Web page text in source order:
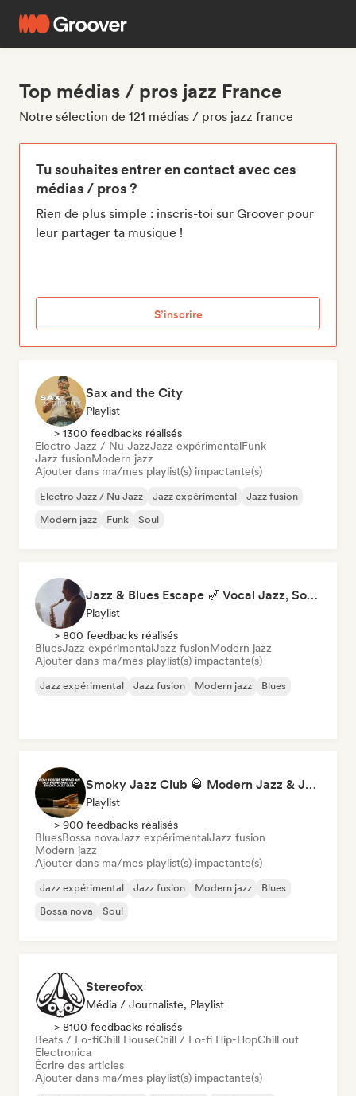
Top médias / pros jazz France
Notre sélection de 121 médias / pros jazz france
Tu souhaites entrer en contact avec ces
médias / pros ?
Rien de plus simple : inscris-toi sur Groover pour
leur partager ta musique !
S’inscrire
Sax and the City
Playlist
> 1300 feedbacks réalisés
Electro Jazz / Nu JazzJazz expérimentalFunk
Jazz fusionModern jazz
Ajouter dans ma/mes playlist(s) impactante(s)
Electro Jazz / Nu Jazz Jazz expérimental
Jazz fusion
Modern jazz
Funk Soul
Jazz & Blues Escape 🎷 Vocal Jazz, Soul Blues & Classic Standards
Playlist
> 800 feedbacks réalisés
BluesJazz expérimentalJazz fusionModern jazz
Ajouter dans ma/mes playlist(s) impactante(s)
Jazz expérimental Jazz fusion Modern jazz Blues
Smoky Jazz Club 🥃 Modern Jazz & Jazz Fusion to Sip an Old Fashioned to
Playlist
> 900 feedbacks réalisés
BluesBossa novaJazz expérimentalJazz fusion
Modern jazz
Ajouter dans ma/mes playlist(s) impactante(s)
Jazz expérimental Jazz fusion Modern jazz
Blues
Bossa nova
Soul
Stereofox
Média / Journaliste, Playlist
> 8100 feedbacks réalisés
Beats / Lo-fiChill HouseChill / Lo-fi Hip-HopChill out
Electronica
Écrire des articles
Ajouter dans ma/mes playlist(s) impactante(s)